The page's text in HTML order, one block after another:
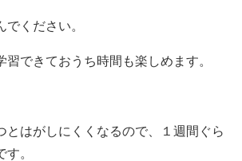
でください。
習できておうち時間も楽しめます。
とはがしにくくなるので、１週間ぐら
。